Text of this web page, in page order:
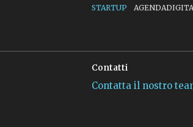
STARTUP
Contatti
Contatta il nostro